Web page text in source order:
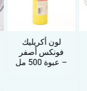
لون أكريليك
فونكس أصفر
– عبوة 500 مل